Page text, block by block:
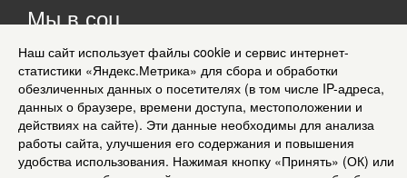
Мы в соц
сетях
Информация для клиентов
Согласие на обработку персональных данных
О нас
Доставка
Политика конфиденциальности и защита информации
Условия соглашения
Наш сайт использует файлы cookie и сервис интернет-
статистики «Яндекс.Метрика» для сбора и обработки
обезличенных данных о посетителях (в том числе IP-адреса,
данных о браузере, времени доступа, местоположении и
действиях на сайте). Эти данные необходимы для анализа
работы сайта, улучшения его содержания и повышения
удобства использования. Нажимая кнопку «Принять» (ОК) или